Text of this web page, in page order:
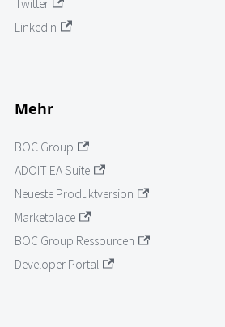
Twitter
LinkedIn
Mehr
BOC Group
ADOIT EA Suite
Neueste Produktversion
Marketplace
BOC Group Ressourcen
Developer Portal